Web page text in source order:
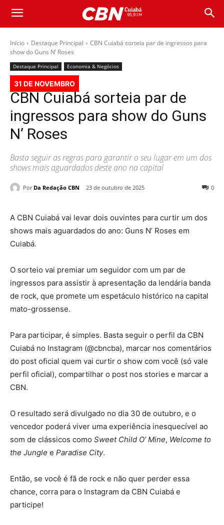
Início Destaque Principal
CBN Cuiabá sorteia par de ingressos para
show do Guns N’ Roses
Destaque Principal Economia & Negócios
31 DE NOVEMBRO
CBN Cuiabá sorteia par de
ingressos para show do Guns
N’ Roses
Basta seguir as regras para garantir o seu lugar em um dos
shows mais aguardados deste ano na capital
Por Da Redação CBN 23 de outubro de 2025 0
A CBN Cuiabá vai levar dois ouvintes para curtir um dos
shows mais aguardados do ano: Guns N’ Roses em
Cuiabá.
O sorteio vai premiar um seguidor com um par de
ingressos para assistir à apresentação da lendária banda
de rock, que promete um espetáculo histórico na capital
mato-grossense.
Para participar, é simples. Basta seguir o perfil da CBN
Cuiabá no Instagram (@cbncba), marcar nos comentários
do post oficial quem vai curtir o show com você (só vale
perfil oficial), compartilhar o post nos stories e marcar a
CBN.
O resultado será divulgado no dia 30 de outubro, e o
vencedor poderá viver uma experiência inesquecível ao
som de clássicos como Sweet Child O’ Mine, Welcome to
the Jungle e Paradise City.
Então, se você é fã de rock e não quer perder essa
chance, corra para o Instagram da CBN Cuiabá e
participe!